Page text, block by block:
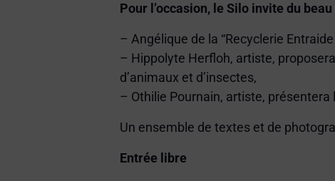
Pour l’occasion, le Silo invite du
– Angélique de la “Recyclerie
– Hippolyte Herfloh, artiste,
d’animaux et d’insectes,
– Othilie Pournain, artiste, présentera
Un ensemble de textes et de
Entrée libre